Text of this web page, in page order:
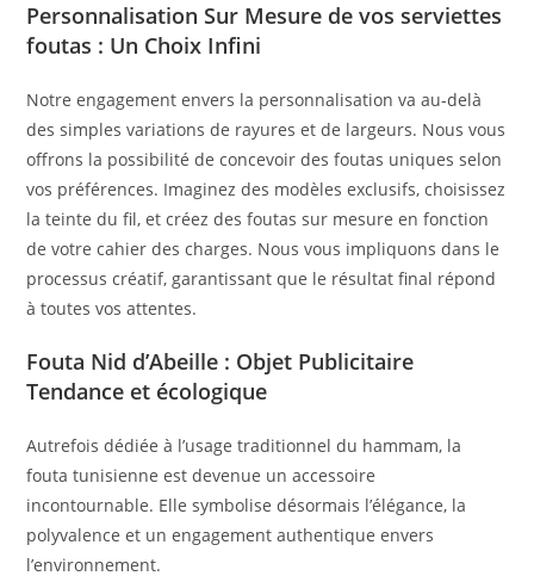
Personnalisation Sur Mesure de vos serviettes
foutas : Un Choix Infini
Notre engagement envers la personnalisation va au-delà
des simples variations de rayures et de largeurs. Nous vous
offrons la possibilité de concevoir des foutas uniques selon
vos préférences. Imaginez des modèles exclusifs, choisissez
la teinte du fil, et créez des foutas sur mesure en fonction
de votre cahier des charges. Nous vous impliquons dans le
processus créatif, garantissant que le résultat final répond
à toutes vos attentes.
Fouta Nid d’Abeille : Objet Publicitaire
Tendance et écologique
Autrefois dédiée à l’usage traditionnel du hammam, la
fouta tunisienne est devenue un accessoire
incontournable. Elle symbolise désormais l’élégance, la
polyvalence et un engagement authentique envers
l’environnement.